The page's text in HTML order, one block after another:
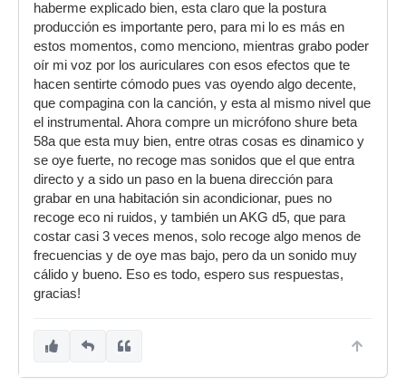
haberme explicado bien, esta claro que la postura
producción es importante pero, para mi lo es más en
estos momentos, como menciono, mientras grabo poder
oír mi voz por los auriculares con esos efectos que te
hacen sentirte cómodo pues vas oyendo algo decente,
que compagina con la canción, y esta al mismo nivel que
el instrumental. Ahora compre un micrófono shure beta
58a que esta muy bien, entre otras cosas es dinamico y
se oye fuerte, no recoge mas sonidos que el que entra
directo y a sido un paso en la buena dirección para
grabar en una habitación sin acondicionar, pues no
recoge eco ni ruidos, y también un AKG d5, que para
costar casi 3 veces menos, solo recoge algo menos de
frecuencias y de oye mas bajo, pero da un sonido muy
cálido y bueno. Eso es todo, espero sus respuestas,
gracias!